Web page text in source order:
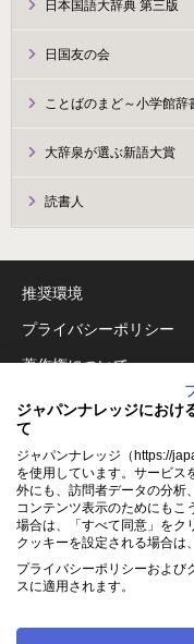
日本国語大辞典 第三版
日国友の会
ことばのまど～小学館辞
大辞泉が選ぶ新語大賞
読書人
推奨環境
プライバシーポリシー
著作権について
リンクについて
免責事項
運営会社
アクセシビリティ対応
クッキーポリシー
Cookie設定
ジャパンナレッジにおけ
て
ジャパンナレッジ（https://
を使用しています。サービス
外にも、訪問者データの分析
コンテンツ表示のためにもこ
場合は、「すべて同意」をク
クッキーを設定される場合は
プライバシーポリシーおよび
スに適用されます。